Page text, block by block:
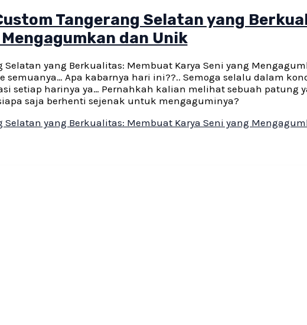
Tangerang Selatan yang
dan Unik
Selatan yang Berkualitas: Membuat Karya Seni yang
Apa kabarnya hari ini??.. Semoga selalu dalam
setiap harinya ya… Pernahkah kalian melihat sebuah patung
saja berhenti sejenak untuk mengaguminya?
Selatan yang Berkualitas: Membuat Karya Seni yang